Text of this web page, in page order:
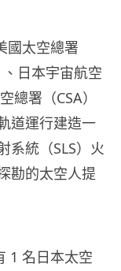
國太空總署
、日本宇宙航空
總署（CSA）
道運行建造一
系統（SLS）火
勘的太空人提
1 名日本太空